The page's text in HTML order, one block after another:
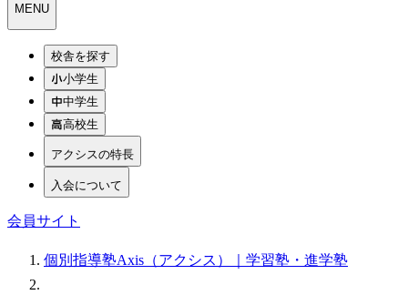
MENU
校舎を探す
小学生
中学生
高校生
アクシスの特長
入会について
会員サイト
個別指導塾Axis（アクシス）｜学習塾・進学塾